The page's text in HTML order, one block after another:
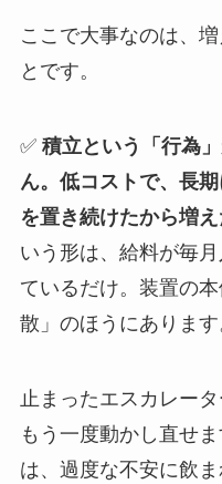
ここで大事なのは、
とです。
✅ 積立という「行為
ん。低コストで、長
を置き続けたから増え
いう形は、給料が毎
ているだけ。装置の
散」のほうにあります
止まったエスカレー
もう一度動かし直せ
は、過度な不安に飲